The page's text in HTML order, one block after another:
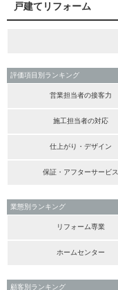
戸建てリフォーム
評価項目別ランキング
営業担当者の接客力
施工担当者の対応
仕上がり・デザイン
保証・アフターサービス
業態別ランキング
リフォーム専業
ホームセンター
顧客別ランキング